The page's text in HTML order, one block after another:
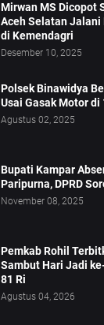
Mirwan MS Dicopot
Aceh Selatan
di Kemendagri
Desember 10, 2025
Polsek Binawidya
Usai Gasak Motor
Agustus 02, 2025
Bupati Kampar
Paripurna, DPRD
November 08, 2025
Pemkab Rohil
Sambut Hari Jadi
81 Ri
Agustus 04, 2026